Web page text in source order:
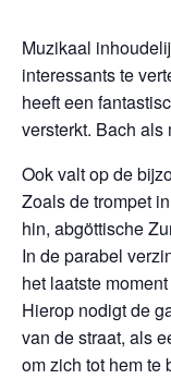
Muzikaal
interessants te
heeft een
versterkt. Bach als
Ook valt op de
Zoals de trompet
hin, abgöttische
In de parabel
het laatste
Hierop nodigt de
van de straat, als
om zich tot hem te